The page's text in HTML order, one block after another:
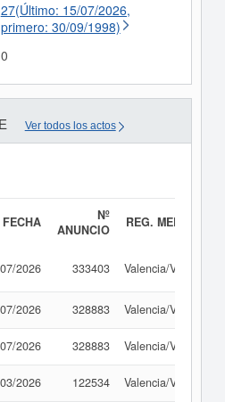
27(Último: 15/07/2026,
primero: 30/09/1998)
0
Ver todos los actos
FECHA
Nº
ANUNCIO
REG. MERC.
2026 333403 Valencia/València
2026 328883 Valencia/València
2026 328883 Valencia/València
2026 122534 Valencia/València